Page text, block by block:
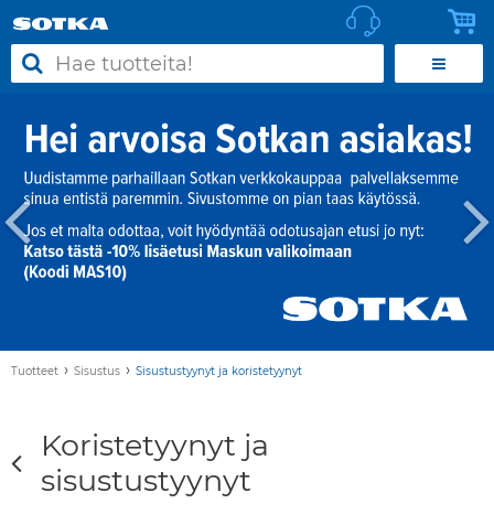
Tuotteet › Sisustus › Sisustustyynyt ja koristetyynyt
Koristetyynyt ja
sisustustyynyt